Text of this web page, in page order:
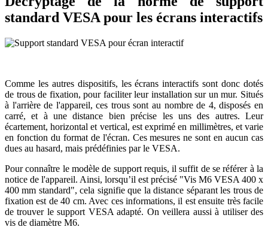
standard VESA pour les écrans interactifs
Comme les autres dispositifs, les écrans interactifs sont donc dotés
de trous de fixation, pour faciliter leur installation sur un mur. Situés
à l'arrière de l'appareil, ces trous sont au nombre de 4, disposés en
carré, et à une distance bien précise les uns des autres. Leur
écartement, horizontal et vertical, est exprimé en millimètres, et varie
en fonction du format de l'écran. Ces mesures ne sont en aucun cas
dues au hasard, mais prédéfinies par le VESA.
Pour connaître le modèle de support requis, il suffit de se référer à la
notice de l'appareil. Ainsi, lorsqu’il est précisé "Vis M6 VESA 400 x
400 mm standard", cela signifie que la distance séparant les trous de
fixation est de 40 cm. Avec ces informations, il est ensuite très facile
de trouver le support VESA adapté. On veillera aussi à utiliser des
vis de diamètre M6.